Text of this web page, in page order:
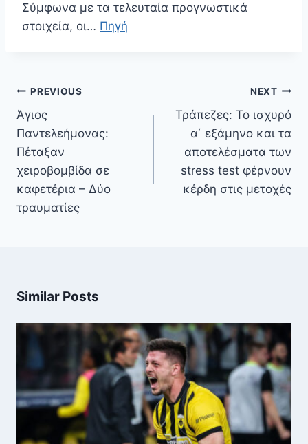
Σύμφωνα με τα τελευταία προγνωστικά
στοιχεία, οι… Πηγή
Πλοήγηση
άρθρων
PREVIOUS
Άγιος
Παντελεήμονας:
Πέταξαν
χειροβομβίδα σε
καφετέρια – Δύο
τραυματίες
NEXT
Τράπεζες: Το ισχυρό
α΄ εξάμηνο και τα
αποτελέσματα των
stress test φέρνουν
κέρδη στις μετοχές
Similar Posts